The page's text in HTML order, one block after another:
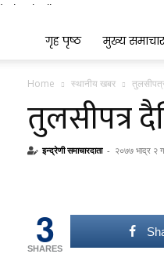
Indrenionline.com
गृह पृष्ठ मुख्य समाचार
Home स्थानीय खबर
तुलसीपत्र
इन्द्रेणी समाचारदाता - २०७७ भाद्र २
3
SHARES